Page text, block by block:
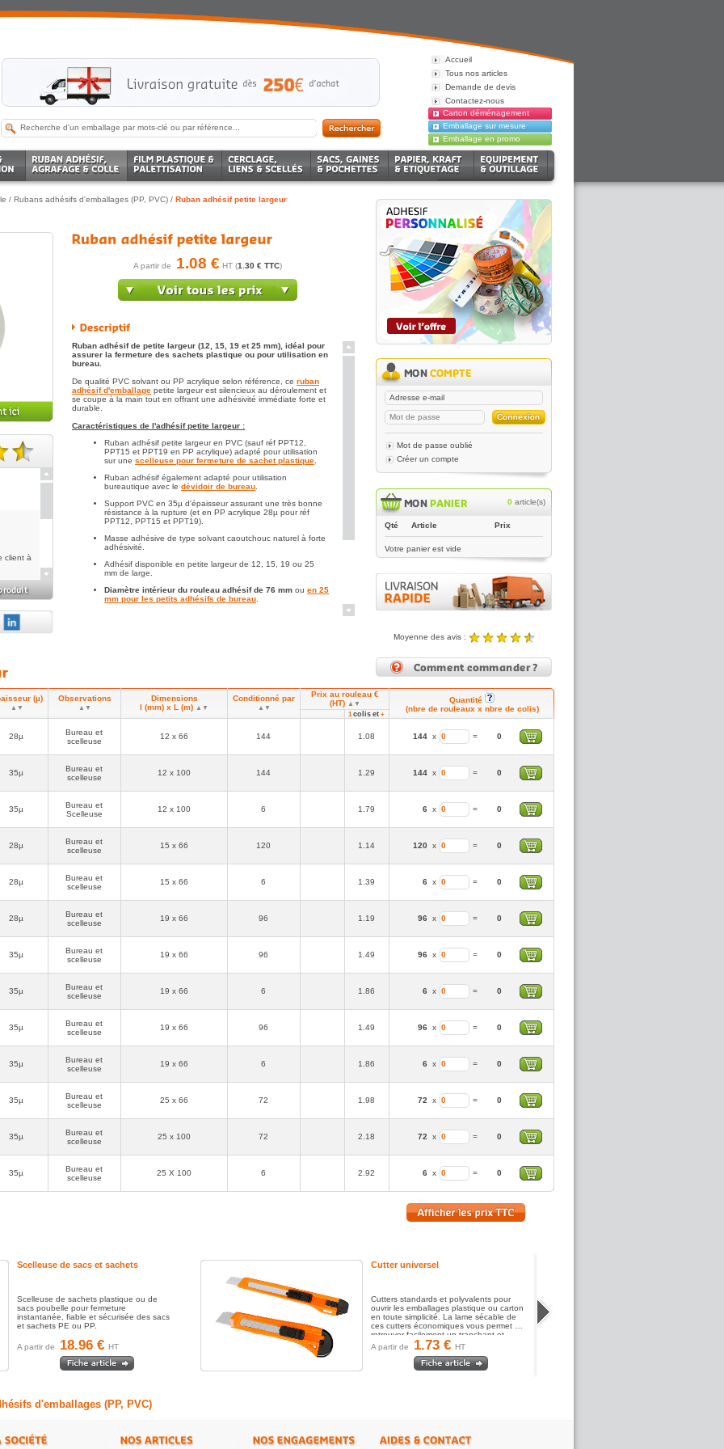
/ Rubans adhésifs d'emballages (PP, PVC) / Ruban adhésif petite largeur
client à
est
à
MINI-
ma
24h et
A partir de 1.08 € HT (1.30 € TTC)
Ruban adhésif de petite largeur (12, 15, 19 et 25 mm), idéal pour
assurer la fermeture des sachets plastique ou pour utilisation en
bureau.
De qualité PVC solvant ou PP acrylique selon référence, ce ruban
adhésif d'emballage petite largeur est silencieux au déroulement et
se coupe à la main tout en offrant une adhésivité immédiate forte et
durable.
Caractéristiques de l'adhésif petite largeur :
Ruban adhésif petite largeur en PVC (sauf réf PPT12,
PPT15 et PPT19 en PP acrylique) adapté pour utilisation
sur une scelleuse pour fermeture de sachet plastique
Ruban adhésif également adapté pour utilisation
bureautique avec le dévidoir de bureau
Support PVC en 35µ d'épaisseur assurant une très bonne
résistance à la rupture (et en PP acrylique 28µ pour réf
PPT12, PPT15 et PPT19).
Masse adhésive de type solvant caoutchouc naturel à forte
adhésivité.
Adhésif disponible en petite largeur de 12, 15, 19 ou 25
mm de large.
Diamètre intérieur du rouleau adhésif de 76 mm ou en 25
mm pour les petits adhésifs de bureau
Mot de passe oublié
Créer un compte
0 article(s)
Qté Article Prix
Votre panier est vide
Moyenne des avis :
Noté4.89/5 |8431reviews
(µ)
▲▼
Observations
▲▼
Dimensions
l (mm) x L (m) ▲▼
Conditionné par
▲▼
Prix au rouleau €
(HT) ▲▼
Quantité
(nbre de rouleaux x nbre de colis)
1colis et +
28µ
Bureau et
scelleuse
12 x 66 144 1.08 144 x = 0
35µ
Bureau et
scelleuse
12 x 100 144 1.29 144 x = 0
35µ
Bureau et
Scelleuse
12 x 100 6 1.79 6 x = 0
28µ
Bureau et
scelleuse
15 x 66 120 1.14 120 x = 0
28µ
Bureau et
scelleuse
15 x 66 6 1.39 6 x = 0
28µ
Bureau et
scelleuse
19 x 66 96 1.19 96 x = 0
35µ
Bureau et
scelleuse
19 x 66 96 1.49 96 x = 0
35µ
Bureau et
scelleuse
19 x 66 6 1.86 6 x = 0
35µ
Bureau et
scelleuse
19 x 66 96 1.49 96 x = 0
35µ
Bureau et
scelleuse
19 x 66 6 1.86 6 x = 0
35µ
Bureau et
scelleuse
25 x 66 72 1.98 72 x = 0
35µ
Bureau et
scelleuse
25 x 100 72 2.18 72 x = 0
35µ
Bureau et
scelleuse
25 X 100 6 2.92 6 x = 0
Scelleuse de sacs et sachets
Scelleuse de sachets plastique ou de
sacs poubelle pour fermeture
instantanée, fiable et sécurisée des sacs
et sachets PE ou PP.
A partir de 18.96 € HT
Cutter universel
Cutters standards et polyvalents pour
ouvrir les emballages plastique ou carton
en toute simplicité. La lame sécable de
ces cutters économiques vous permet de
retrouver facilement un tranchant et...
A partir de 1.73 € HT
d'emballages (PP, PVC)
Accueil
Tous nos articles
Demande de devis
Contactez-nous
Carton déménagement
Emballage sur mesure
Emballage en promo